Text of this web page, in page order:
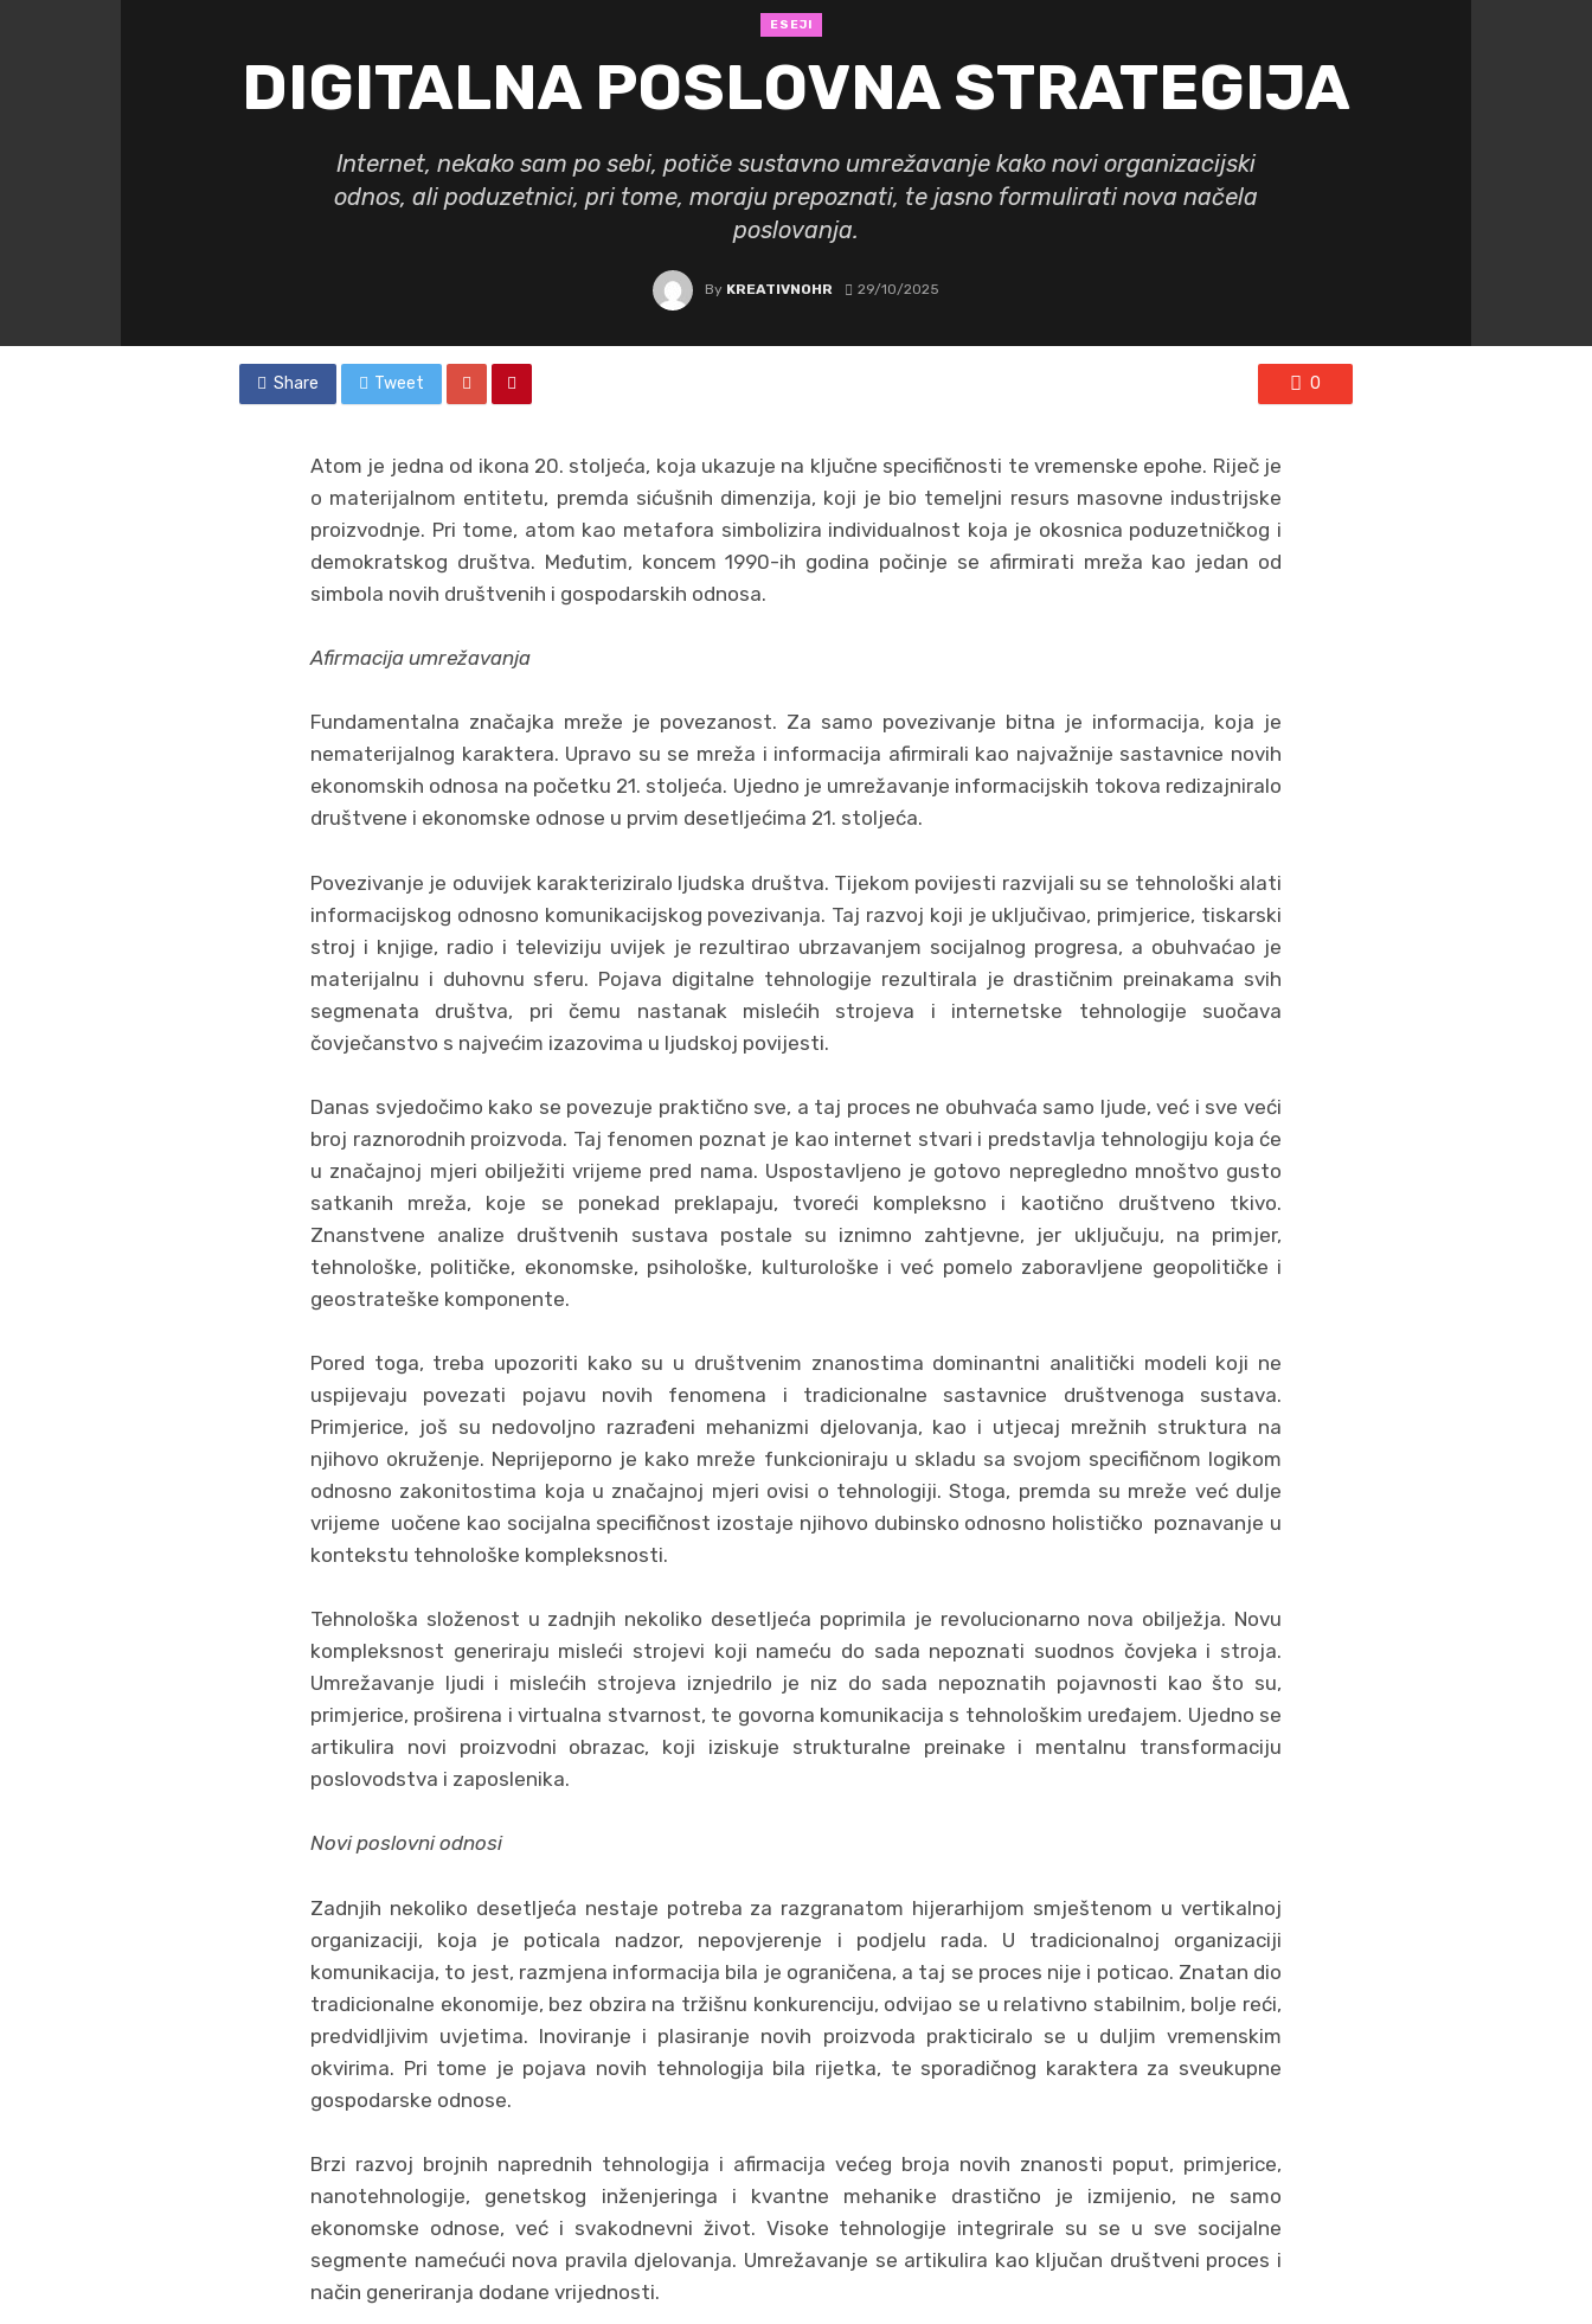
ESEJI
DIGITALNA POSLOVNA STRATEGIJA
Internet, nekako sam po sebi, potiče sustavno umrežavanje kako novi organizacijski
odnos, ali poduzetnici, pri tome, moraju prepoznati, te jasno formulirati nova načela
poslovanja.
By KREATIVNOHR 29/10/2025
Share Tweet 0
Atom je jedna od ikona 20. stoljeća, koja ukazuje na ključne specifičnosti te vremenske epohe. Riječ je
o materijalnom entitetu, premda sićušnih dimenzija, koji je bio temeljni resurs masovne industrijske
proizvodnje. Pri tome, atom kao metafora simbolizira individualnost koja je okosnica poduzetničkog i
demokratskog društva. Međutim, koncem 1990-ih godina počinje se afirmirati mreža kao jedan od
simbola novih društvenih i gospodarskih odnosa.
Afirmacija umrežavanja
Fundamentalna značajka mreže je povezanost. Za samo povezivanje bitna je informacija, koja je
nematerijalnog karaktera. Upravo su se mreža i informacija afirmirali kao najvažnije sastavnice novih
ekonomskih odnosa na početku 21. stoljeća. Ujedno je umrežavanje informacijskih tokova redizajniralo
društvene i ekonomske odnose u prvim desetljećima 21. stoljeća.
Povezivanje je oduvijek karakteriziralo ljudska društva. Tijekom povijesti razvijali su se tehnološki alati
informacijskog odnosno komunikacijskog povezivanja. Taj razvoj koji je uključivao, primjerice, tiskarski
stroj i knjige, radio i televiziju uvijek je rezultirao ubrzavanjem socijalnog progresa, a obuhvaćao je
materijalnu i duhovnu sferu. Pojava digitalne tehnologije rezultirala je drastičnim preinakama svih
segmenata društva, pri čemu nastanak mislećih strojeva i internetske tehnologije suočava
čovječanstvo s najvećim izazovima u ljudskoj povijesti.
Danas svjedočimo kako se povezuje praktično sve, a taj proces ne obuhvaća samo ljude, već i sve veći
broj raznorodnih proizvoda. Taj fenomen poznat je kao internet stvari i predstavlja tehnologiju koja će
u značajnoj mjeri obilježiti vrijeme pred nama. Uspostavljeno je gotovo nepregledno mnoštvo gusto
satkanih mreža, koje se ponekad preklapaju, tvoreći kompleksno i kaotično društveno tkivo.
Znanstvene analize društvenih sustava postale su iznimno zahtjevne, jer uključuju, na primjer,
tehnološke, političke, ekonomske, psihološke, kulturološke i već pomelo zaboravljene geopolitičke i
geostrateške komponente.
Pored toga, treba upozoriti kako su u društvenim znanostima dominantni analitički modeli koji ne
uspijevaju povezati pojavu novih fenomena i tradicionalne sastavnice društvenoga sustava.
Primjerice, još su nedovoljno razrađeni mehanizmi djelovanja, kao i utjecaj mrežnih struktura na
njihovo okruženje. Neprijeporno je kako mreže funkcioniraju u skladu sa svojom specifičnom logikom
odnosno zakonitostima koja u značajnoj mjeri ovisi o tehnologiji. Stoga, premda su mreže već dulje
vrijeme uočene kao socijalna specifičnost izostaje njihovo dubinsko odnosno holističko poznavanje u
kontekstu tehnološke kompleksnosti.
Tehnološka složenost u zadnjih nekoliko desetljeća poprimila je revolucionarno nova obilježja. Novu
kompleksnost generiraju misleći strojevi koji nameću do sada nepoznati suodnos čovjeka i stroja.
Umrežavanje ljudi i mislećih strojeva iznjedrilo je niz do sada nepoznatih pojavnosti kao što su,
primjerice, proširena i virtualna stvarnost, te govorna komunikacija s tehnološkim uređajem. Ujedno se
artikulira novi proizvodni obrazac, koji iziskuje strukturalne preinake i mentalnu transformaciju
poslovodstva i zaposlenika.
Novi poslovni odnosi
Zadnjih nekoliko desetljeća nestaje potreba za razgranatom hijerarhijom smještenom u vertikalnoj
organizaciji, koja je poticala nadzor, nepovjerenje i podjelu rada. U tradicionalnoj organizaciji
komunikacija, to jest, razmjena informacija bila je ograničena, a taj se proces nije i poticao. Znatan dio
tradicionalne ekonomije, bez obzira na tržišnu konkurenciju, odvijao se u relativno stabilnim, bolje reći,
predvidljivim uvjetima. Inoviranje i plasiranje novih proizvoda prakticiralo se u duljim vremenskim
okvirima. Pri tome je pojava novih tehnologija bila rijetka, te sporadičnog karaktera za sveukupne
gospodarske odnose.
Brzi razvoj brojnih naprednih tehnologija i afirmacija većeg broja novih znanosti poput, primjerice,
nanotehnologije, genetskog inženjeringa i kvantne mehanike drastično je izmijenio, ne samo
ekonomske odnose, već i svakodnevni život. Visoke tehnologije integrirale su se u sve socijalne
segmente namećući nova pravila djelovanja. Umrežavanje se artikulira kao ključan društveni proces i
način generiranja dodane vrijednosti.